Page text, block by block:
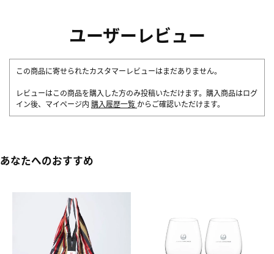
ユーザーレビュー
この商品に寄せられたカスタマーレビューはまだありません。
レビューはこの商品を購入した方のみ投稿いただけます。購入商品はログ
イン後、マイページ内 購入履歴一覧 からご確認いただけます。
あなたへのおすすめ